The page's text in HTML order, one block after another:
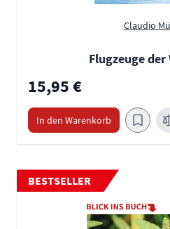
Claudio
Flugzeuge
15,95 €
In den Warenkorb
BESTSELLER